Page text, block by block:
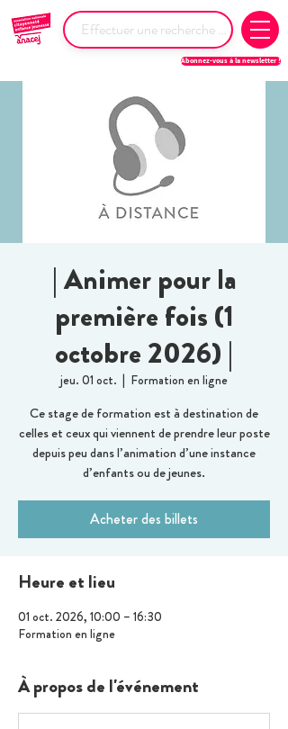
Abonnez-vous à la newsletter !
| Animer pour la
première fois (1
octobre 2026) |
jeu. 01 oct.
  |
Formation en ligne
Ce stage de formation est à destination de
celles et ceux qui viennent de prendre leur poste
depuis peu dans l’animation d’une instance
d’enfants ou de jeunes.
Acheter des billets
Heure et lieu
01 oct. 2026, 10:00 – 16:30
Formation en ligne
À propos de l'événement